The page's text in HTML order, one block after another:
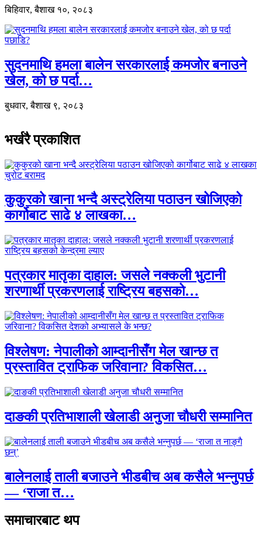
बिहिवार, बैशाख १०, २०८३
सुदनमाथि हमला बालेन सरकारलाई कमजोर बनाउने
खेल, को छ पर्दा…
बुधवार, बैशाख ९, २०८३
भर्खरै प्रकाशित
कुकुरको खाना भन्दै अस्ट्रेलिया पठाउन खोजिएको
कार्गोबाट साढे ४ लाखका…
पत्रकार मातृका दाहाल: जसले नक्कली भुटानी
शरणार्थी प्रकरणलाई राष्ट्रिय बहसको…
विश्लेषण: नेपालीको आम्दानीसँग मेल खान्छ त
प्रस्तावित ट्राफिक जरिवाना? विकसित…
दाङकी प्रतिभाशाली खेलाडी अनुजा चौधरी सम्मानित
बालेनलाई ताली बजाउने भीडबीच अब कसैले भन्नुपर्छ
— ‘राजा त…
समाचारबाट थप